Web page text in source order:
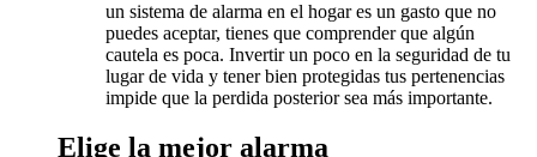
un sistema de alarma en el hogar es un gasto que no
puedes aceptar, tienes que comprender que algún
cautela es poca. Invertir un poco en la seguridad de tu
lugar de vida y tener bien protegidas tus pertenencias
impide que la perdida posterior sea más importante.
Elige la mejor alarma